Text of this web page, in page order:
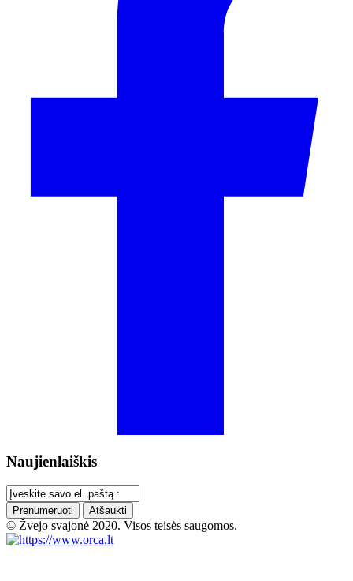
Naujienlaiškis
Prenumeruoti Atšaukti
© Žvejo svajonė 2020. Visos teisės saugomos.